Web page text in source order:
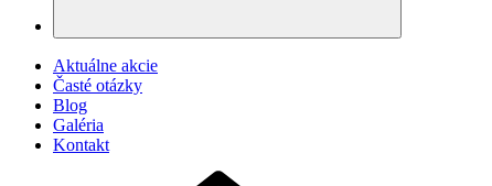
Aktuálne akcie
Časté otázky
Blog
Galéria
Kontakt